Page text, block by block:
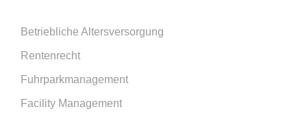
Betriebliche Altersversorgung
Rentenrecht
Fuhrparkmanagement
Facility Management